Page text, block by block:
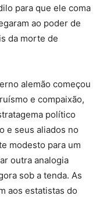
para que ele coma
ao poder de
da morte de
alemão começou
e compaixão,
político
e seus aliados no
modesto para um
outra analogia
sob a tenda. As
aos estatistas do